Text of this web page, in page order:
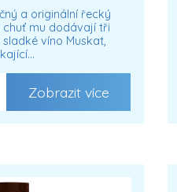
a originální řecký
chuť mu dodávají tři
víno Muskat,
Zobrazit více